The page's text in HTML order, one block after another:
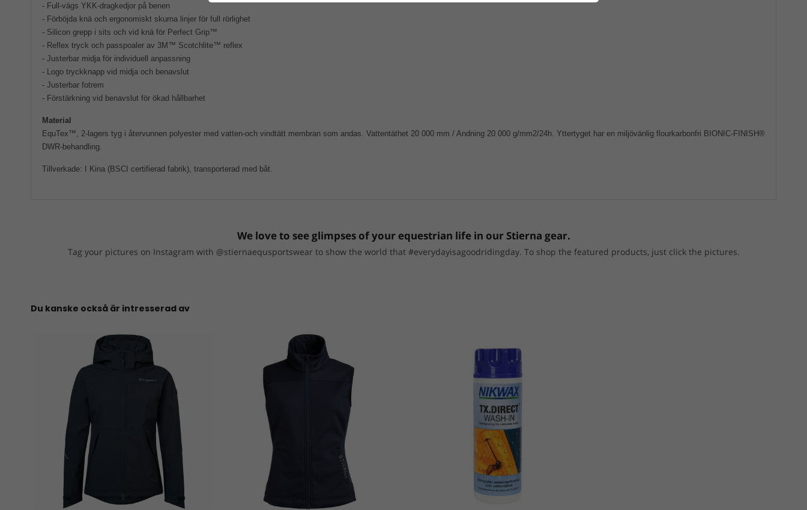
- Full-vägs YKK-dragkedjor på benen
- Förböjda knä och ergonomiskt skurna linjer för full rörlighet
- Silicon grepp i sits och vid knä för Perfect Grip™
- Reflex tryck och passpoaler av 3M™ Scotchlite™ reflex
- Justerbar midja för individuell anpassning
- Logo tryckknapp vid midja och benavslut
- Justerbar fotrem
- Förstärkning vid benavslut för ökad hållbarhet
Material
EquTex™, 2-lagers tyg i återvunnen polyester med vatten-och vindtätt membran som andas. Vattentäthet 20 000 mm / Andning 20 000 g/mm2/24h. Yttertyget har en miljövänlig flourkarbonfri BIONIC-FINISH®
DWR-behandling.
Tillverkade: I Kina (BSCI certifierad fabrik), transporterad med båt.
We love to see glimpses of your equestrian life in our Stierna gear.
Tag your pictures on Instagram with @stiernaequsportswear to show the world that #everydayisagoodridingday. To shop the featured products, just click the pictures.
Du kanske också är intresserad av